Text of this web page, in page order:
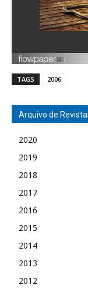
TAGS 2006
Arquivo de
2020
2019
2018
2017
2016
2015
2014
2013
2012